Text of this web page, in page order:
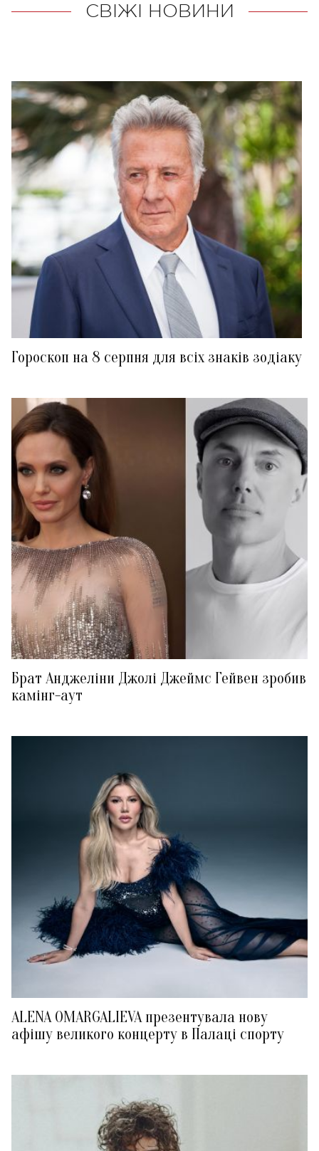
СВІЖІ НОВИНИ
Гороскоп на 8 серпня для всіх знаків зодіаку
Брат Анджеліни Джолі Джеймс Гейвен зробив
камінг-аут
ALENA OMARGALIEVA презентувала нову
афішу великого концерту в Палаці спорту